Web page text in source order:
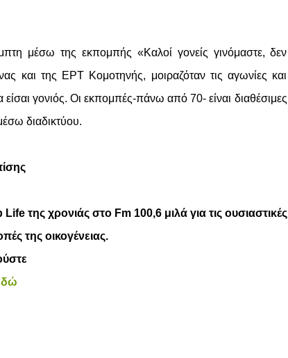
μέσω της εκπομπής «Καλοί γονείς γινόμαστε, δεν
και της ΕΡΤ Κομοτηνής, μοιραζόταν τις αγωνίες και
γονιός. Οι εκπομπές-πάνω από 70- είναι διαθέσιμες
διαδικτύου.
της χρονιάς στο Fm 100,6 μιλά για τις ουσιαστικές
της οικογένειας.